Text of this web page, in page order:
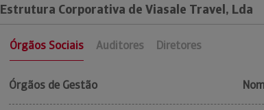
Estrutura Corporativa de Viasale Travel, Lda
Órgãos Sociais Auditores Diretores
Órgãos de Gestão